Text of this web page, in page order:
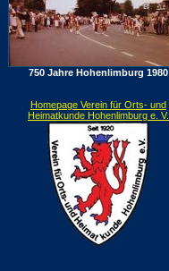
750 Jahre Hohenlimburg 1980
Homepage Verein für Orts- und
Heimatkunde Hohenlimburg e. V.